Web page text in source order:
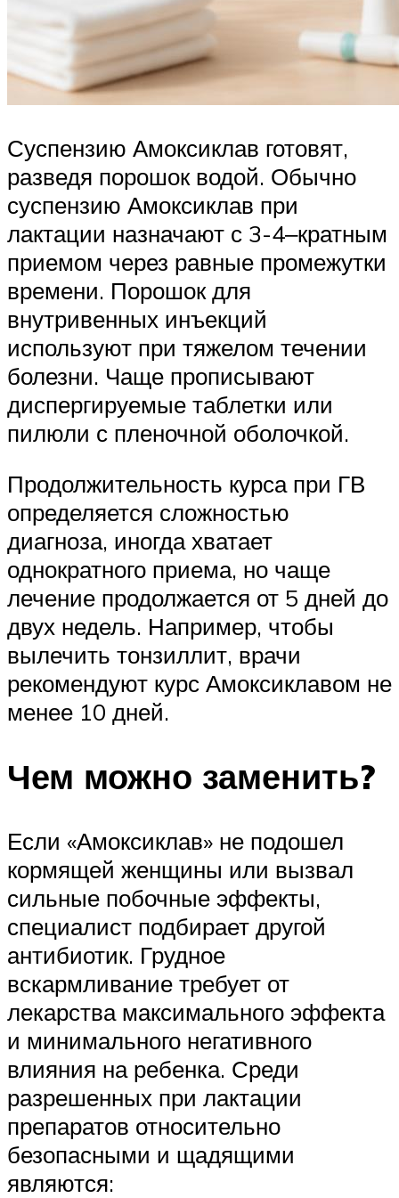
Суспензию Амоксиклав готовят,
разведя порошок водой. Обычно
суспензию Амоксиклав при
лактации назначают с 3-4‒кратным
приемом через равные промежутки
времени. Порошок для
внутривенных инъекций
используют при тяжелом течении
болезни. Чаще прописывают
диспергируемые таблетки или
пилюли с пленочной оболочкой.
Продолжительность курса при ГВ
определяется сложностью
диагноза, иногда хватает
однократного приема, но чаще
лечение продолжается от 5 дней до
двух недель. Например, чтобы
вылечить тонзиллит, врачи
рекомендуют курс Амоксиклавом не
менее 10 дней.
Чем можно заменить?
Если «Амоксиклав» не подошел
кормящей женщины или вызвал
сильные побочные эффекты,
специалист подбирает другой
антибиотик. Грудное
вскармливание требует от
лекарства максимального эффекта
и минимального негативного
влияния на ребенка. Среди
разрешенных при лактации
препаратов относительно
безопасными и щадящими
являются: